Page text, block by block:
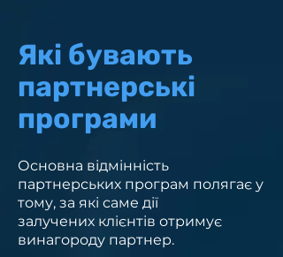
Які бувають
партнерські
програми
Основна відмінність
партнерських програм полягає у
тому, за які саме дії
залучених клієнтів отримує
винагороду партнер.